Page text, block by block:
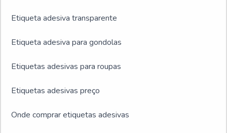
Etiqueta adesiva transparente
Etiqueta adesiva para gondolas
Etiquetas adesivas para roupas
Etiquetas adesivas preço
Onde comprar etiquetas adesivas